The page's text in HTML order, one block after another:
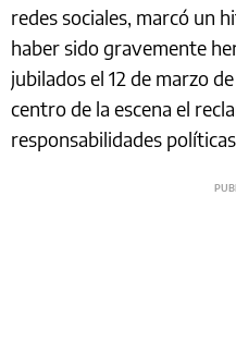
redes sociales, marcó un
haber sido gravemente
jubilados el 12 de marzo
centro de la escena el
responsabilidades